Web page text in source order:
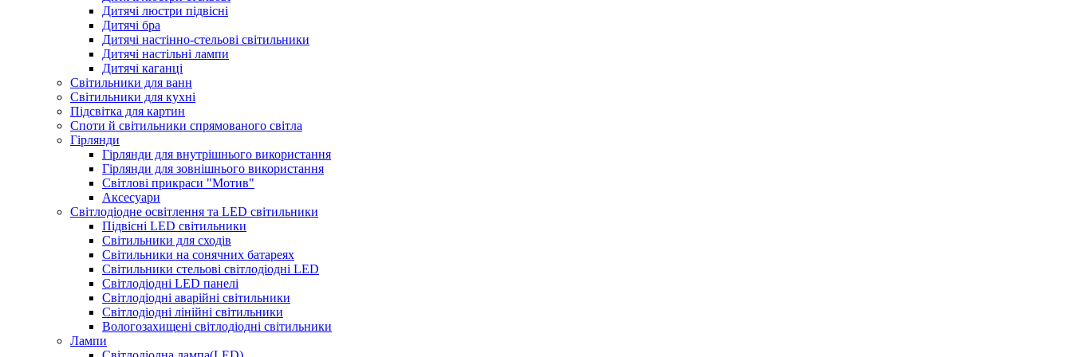
Дитячі люстри підвісні
Дитячі бра
Дитячі настінно-стельові світильники
Дитячі настільні лампи
Дитячі каганці
Світильники для ванн
Світильники для кухні
Підсвітка для картин
Споти й світильники спрямованого світла
Гірлянди
Гірлянди для внутрішнього використання
Гірлянди для зовнішнього використання
Світлові прикраси "Мотив"
Аксесуари
Світлодіодне освітлення та LED світильники
Підвісні LED світильники
Світильники для сходів
Світильники на сонячних батареях
Світильники стельові світлодіодні LED
Світлодіодні LED панелі
Світлодіодні аварійні світильники
Світлодіодні лінійні світильники
Вологозахищені світлодіодні світильники
Лампи